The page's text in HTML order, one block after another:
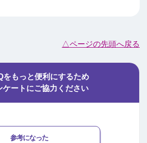
△ページの先頭へ戻る
をもっと便利にするため
ケートにご協力ください
参考になった